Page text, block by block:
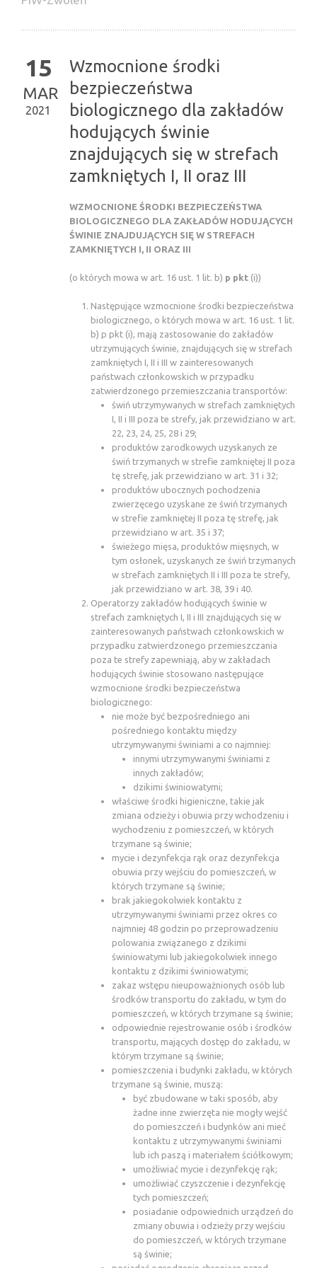
15
MAR
2021
Wzmocnione środki
bezpieczeństwa
biologicznego dla zakładów
hodujących świnie
znajdujących się w strefach
zamkniętych I, II oraz III
WZMOCNIONE ŚRODKI BEZPIECZEŃSTWA
BIOLOGICZNEGO DLA ZAKŁADÓW HODUJĄCYCH
ŚWINIE ZNAJDUJĄCYCH SIĘ W STREFACH
ZAMKNIĘTYCH I, II ORAZ III
(o których mowa w art. 16 ust. 1 lit. b) p pkt (i))
Następujące wzmocnione środki bezpieczeństwa
biologicznego, o których mowa w art. 16 ust. 1 lit.
b) p pkt (i), mają zastosowanie do zakładów
utrzymujących świnie, znajdujących się w strefach
zamkniętych I, II i III w zainteresowanych
państwach członkowskich w przypadku
zatwierdzonego przemieszczania transportów:
świń utrzymywanych w strefach zamkniętych
I, II i III poza te strefy, jak przewidziano w art.
22, 23, 24, 25, 28 i 29;
produktów zarodkowych uzyskanych ze
świń trzymanych w strefie zamkniętej II poza
tę strefę, jak przewidziano w art. 31 i 32;
produktów ubocznych pochodzenia
zwierzęcego uzyskane ze świń trzymanych
w strefie zamkniętej II poza tę strefę, jak
przewidziano w art. 35 i 37;
świeżego mięsa, produktów mięsnych, w
tym osłonek, uzyskanych ze świń trzymanych
w strefach zamkniętych II i III poza te strefy,
jak przewidziano w art. 38, 39 i 40.
Operatorzy zakładów hodujących świnie w
strefach zamkniętych I, II i III znajdujących się w
zainteresowanych państwach członkowskich w
przypadku zatwierdzonego przemieszczania
poza te strefy zapewniają, aby w zakładach
hodujących świnie stosowano następujące
wzmocnione środki bezpieczeństwa
biologicznego:
nie może być bezpośredniego ani
pośredniego kontaktu między
utrzymywanymi świniami a co najmniej:
innymi utrzymywanymi świniami z
innych zakładów;
dzikimi świniowatymi;
właściwe środki higieniczne, takie jak
zmiana odzieży i obuwia przy wchodzeniu i
wychodzeniu z pomieszczeń, w których
trzymane są świnie;
mycie i dezynfekcja rąk oraz dezynfekcja
obuwia przy wejściu do pomieszczeń, w
których trzymane są świnie;
brak jakiegokolwiek kontaktu z
utrzymywanymi świniami przez okres co
najmniej 48 godzin po przeprowadzeniu
polowania związanego z dzikimi
świniowatymi lub jakiegokolwiek innego
kontaktu z dzikimi świniowatymi;
zakaz wstępu nieupoważnionych osób lub
środków transportu do zakładu, w tym do
pomieszczeń, w których trzymane są świnie;
odpowiednie rejestrowanie osób i środków
transportu, mających dostęp do zakładu, w
którym trzymane są świnie;
pomieszczenia i budynki zakładu, w których
trzymane są świnie, muszą:
być zbudowane w taki sposób, aby
żadne inne zwierzęta nie mogły wejść
do pomieszczeń i budynków ani mieć
kontaktu z utrzymywanymi świniami
lub ich paszą i materiałem ściółkowym;
umożliwiać mycie i dezynfekcję rąk;
umożliwiać czyszczenie i dezynfekcję
tych pomieszczeń;
posiadanie odpowiednich urządzeń do
zmiany obuwia i odzieży przy wejściu
do pomieszczeń, w których trzymane
są świnie;